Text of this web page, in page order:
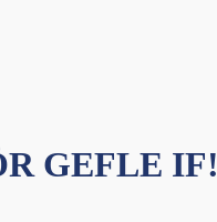
GEFLE IF!